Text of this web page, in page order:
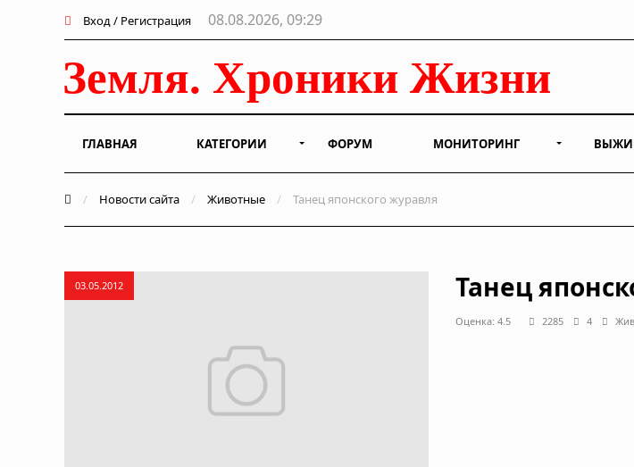
Вход / Регистрация 08.08.2026, 09:29
ГЛАВНАЯ КАТЕГОРИИ ФОРУМ МОНИТОРИНГ
/ Новости сайта / Животные / Танец японского журавля
03.05.2012 Танец
Оценка: 4.5 2285 4